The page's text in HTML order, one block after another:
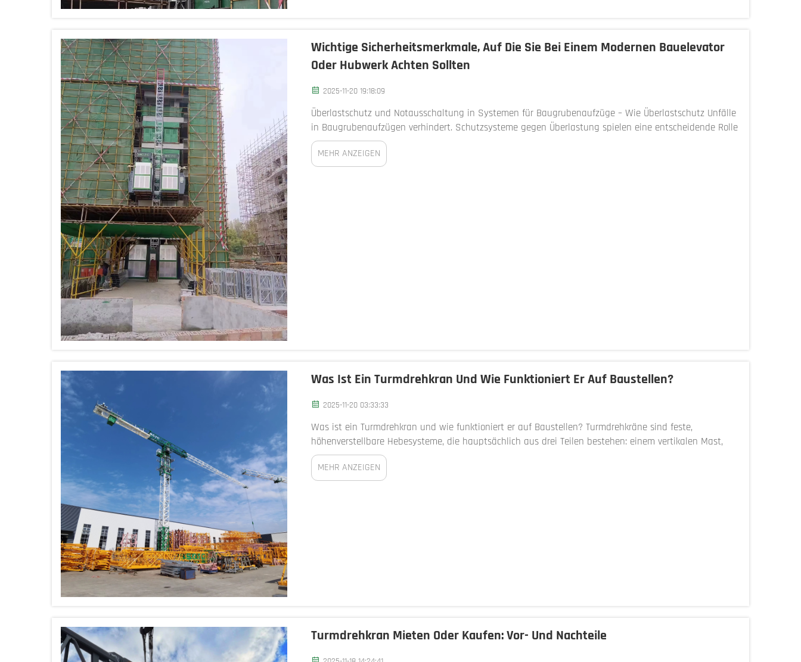
Wichtige Sicherheitsmerkmale, Auf Die Sie Bei Einem Modernen Bauelevator
Oder Hubwerk Achten Sollten
2025-11-20 19:18:09
Überlastschutz und Notausschaltung in Systemen für Baugrubenaufzüge – Wie Überlastschutz Unfälle
in Baugrubenaufzügen verhindert. Schutzsysteme gegen Überlastung spielen eine entscheidende Rolle
dabei, strukturelle Probleme mit Bau...
MEHR ANZEIGEN
Was Ist Ein Turmdrehkran Und Wie Funktioniert Er Auf Baustellen?
2025-11-20 03:33:33
Was ist ein Turmdrehkran und wie funktioniert er auf Baustellen? Turmdrehkräne sind feste,
höhenverstellbare Hebesysteme, die hauptsächlich aus drei Teilen bestehen: einem vertikalen Mast,
einem langen horizontalen Auslegerarm sowie großen Gegengewichten, die das Gleichgewicht halten...
MEHR ANZEIGEN
Turmdrehkran Mieten Oder Kaufen: Vor- Und Nachteile